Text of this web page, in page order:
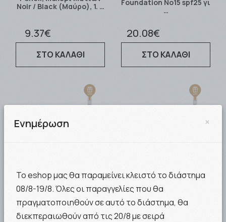
Noir / Black (Μαύρο), 1. …
9.37€
ΣΤΟ ΚΑΛΑΘΙ
Foundation No15 spf25 γι
…
20.08€
ΣΤΟ ΚΑΛΑΘΙ
Ενημέρωση ×
Το eshop μας θα παραμείνει κλειστό το διάστημα
08/8-19/8. Όλες οι παραγγελίες που θα
πραγματοποιηθούν σε αυτό το διάστημα, θα
διεκπεραιωθούν από τις 20/8 με σειρά